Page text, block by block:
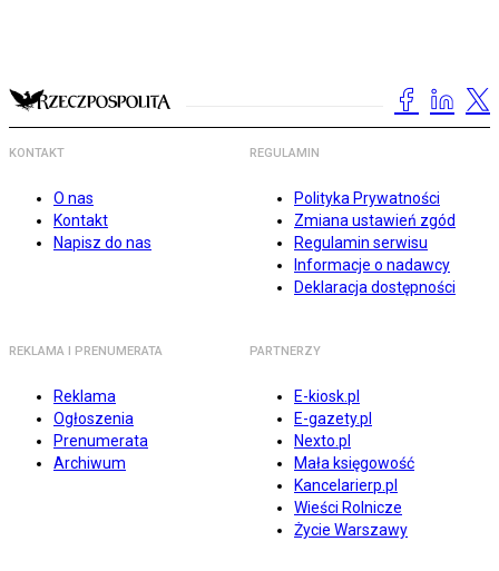
KONTAKT
O nas
Kontakt
Napisz do nas
REGULAMIN
Polityka Prywatności
Zmiana ustawień zgód
Regulamin serwisu
Informacje o nadawcy
Deklaracja dostępności
REKLAMA I PRENUMERATA
Reklama
Ogłoszenia
Prenumerata
Archiwum
PARTNERZY
E-kiosk.pl
E-gazety.pl
Nexto.pl
Mała księgowość
Kancelarierp.pl
Wieści Rolnicze
Życie Warszawy